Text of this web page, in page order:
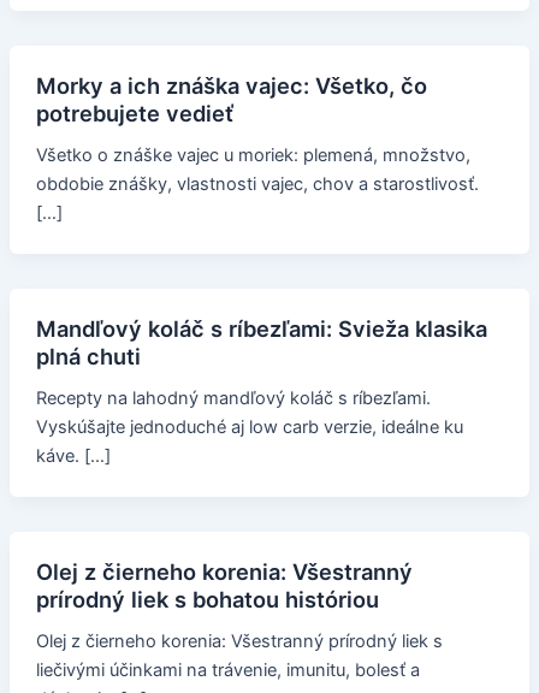
Morky a ich znáška vajec: Všetko, čo
potrebujete vedieť
Všetko o znáške vajec u moriek: plemená, množstvo,
obdobie znášky, vlastnosti vajec, chov a starostlivosť.
[…]
Mandľový koláč s ríbezľami: Svieža klasika
plná chuti
Recepty na lahodný mandľový koláč s ríbezľami.
Vyskúšajte jednoduché aj low carb verzie, ideálne ku
káve. […]
Olej z čierneho korenia: Všestranný
prírodný liek s bohatou históriou
Olej z čierneho korenia: Všestranný prírodný liek s
liečivými účinkami na trávenie, imunitu, bolesť a